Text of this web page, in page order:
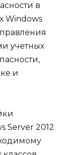
в
Windows
учетных
и
Server 2012